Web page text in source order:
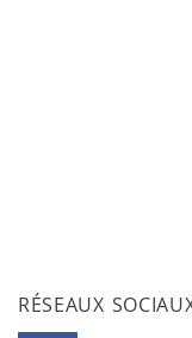
RÉSEAUX